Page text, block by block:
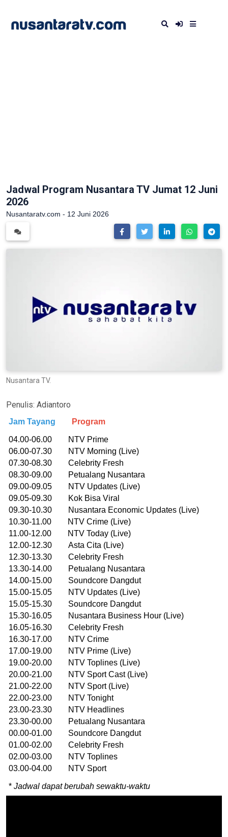
Jadwal Program Nusantara TV Jumat 12 Juni
2026
Nusantaratv.com - 12 Juni 2026
Nusantara TV.
Penulis: Adiantoro
Jam Tayang Program
04.00-06.00 NTV Prime
06.00-07.30 NTV Morning (Live)
07.30-08.30 Celebrity Fresh
08.30-09.00 Petualang Nusantara
09.00-09.05 NTV Updates (Live)
09.05-09.30 Kok Bisa Viral
09.30-10.30 Nusantara Economic Updates (Live)
10.30-11.00 NTV Crime (Live)
11.00-12.00 NTV Today (Live)
12.00-12.30 Asta Cita (Live)
12.30-13.30 Celebrity Fresh
13.30-14.00 Petualang Nusantara
14.00-15.00 Soundcore Dangdut
15.00-15.05 NTV Updates (Live)
15.05-15.30 Soundcore Dangdut
15.30-16.05 Nusantara Business Hour (Live)
16.05-16.30 Celebrity Fresh
16.30-17.00 NTV Crime
17.00-19.00 NTV Prime (Live)
19.00-20.00 NTV Toplines (Live)
20.00-21.00 NTV Sport Cast (Live)
21.00-22.00 NTV Sport (Live)
22.00-23.00 NTV Tonight
23.00-23.30 NTV Headlines
23.30-00.00 Petualang Nusantara
00.00-01.00 Soundcore Dangdut
01.00-02.00 Celebrity Fresh
02.00-03.00 NTV Toplines
03.00-04.00 NTV Sport
* Jadwal dapat berubah sewaktu-waktu